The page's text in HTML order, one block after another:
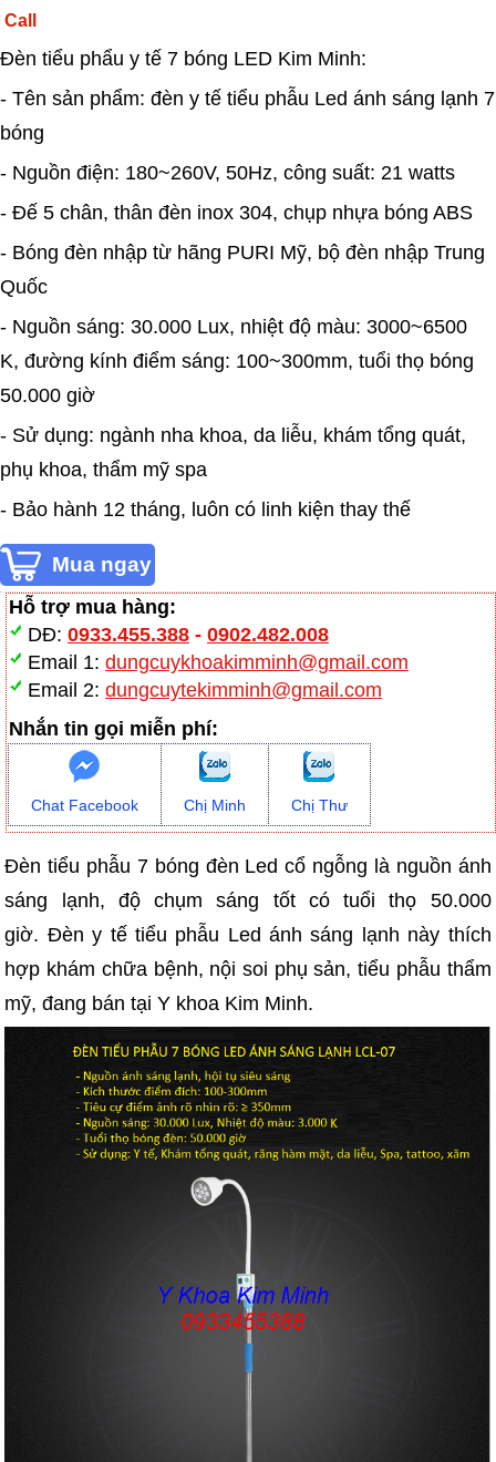
Call
Đèn tiểu phẩu y tế 7 bóng LED Kim Minh:
- Tên sản phẩm: đèn y tế tiểu phẫu Led ánh sáng lạnh 7
bóng
- Nguồn điện: 180~260V, 50Hz, công suất: 21 watts
- Đế 5 chân, thân đèn inox 304, chụp nhựa bóng ABS
- Bóng đèn nhập từ hãng PURI Mỹ, bộ đèn nhập Trung
Quốc
- Nguồn sáng: 30.000 Lux, nhiệt độ màu: 3000~6500
K, đường kính điểm sáng: 100~300mm, tuổi thọ bóng
50.000 giờ
- Sử dụng: ngành nha khoa, da liễu, khám tổng quát,
phụ khoa, thẩm mỹ spa
- Bảo hành 12 tháng, luôn có linh kiện thay thế
Hỗ trợ mua hàng:
DĐ: 0933.455.388- 0902.482.008
Email 1: dungcuykhoakimminh@gmail.com
Email 2: dungcuytekimminh@gmail.com
Nhắn tin gọi miễn phí:
Chat Facebook Chị Minh Chị Thư
Đèn tiểu phẫu 7 bóng đèn Led cổ ngỗng là nguồn ánh
sáng lạnh, độ chụm sáng tốt có tuổi thọ 50.000
giờ. Đèn y tế tiểu phẫu Led ánh sáng lạnh này thích
hợp khám chữa bệnh, nội soi phụ sản, tiểu phẫu thẩm
mỹ, đang bán tại Y khoa Kim Minh.